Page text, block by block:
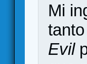
Mi
tanto
Evil